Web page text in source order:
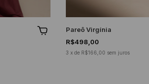
Pareô Virgínia
R$498,00
3 x de R$166,00 sem juros